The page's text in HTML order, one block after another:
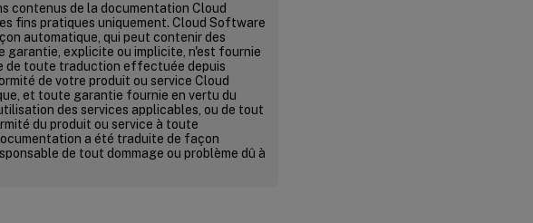
contenus de la documentation Cloud
fins pratiques uniquement. Cloud Software
automatique, qui peut contenir des
garantie, explicite ou implicite, n'est fournie
de toute traduction effectuée depuis
de votre produit ou service Cloud
et toute garantie fournie en vertu du
des services applicables, ou de tout
du produit ou service à toute
a été traduite de façon
de tout dommage ou problème dû à